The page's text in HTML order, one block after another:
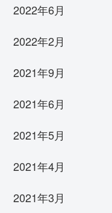
2022年6月
2022年2月
2021年9月
2021年6月
2021年5月
2021年4月
2021年3月